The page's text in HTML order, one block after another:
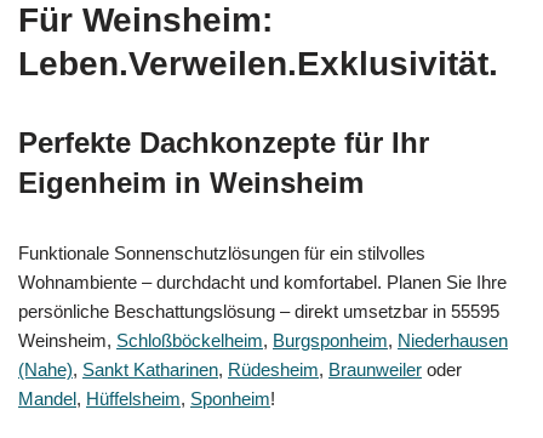
Für Weinsheim:
Leben.Verweilen.Exklusivität.
Perfekte Dachkonzepte für Ihr
Eigenheim in Weinsheim
Funktionale Sonnenschutzlösungen für ein stilvolles
Wohnambiente – durchdacht und komfortabel. Planen Sie Ihre
persönliche Beschattungslösung – direkt umsetzbar in 55595
Weinsheim, Schloßböckelheim, Burgsponheim, Niederhausen
(Nahe), Sankt Katharinen, Rüdesheim, Braunweiler oder
Mandel, Hüffelsheim, Sponheim!